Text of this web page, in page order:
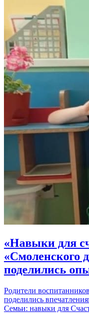
«Навыки для
«Смоленского
поделились
Родители
поделились
Семьи: навыки для